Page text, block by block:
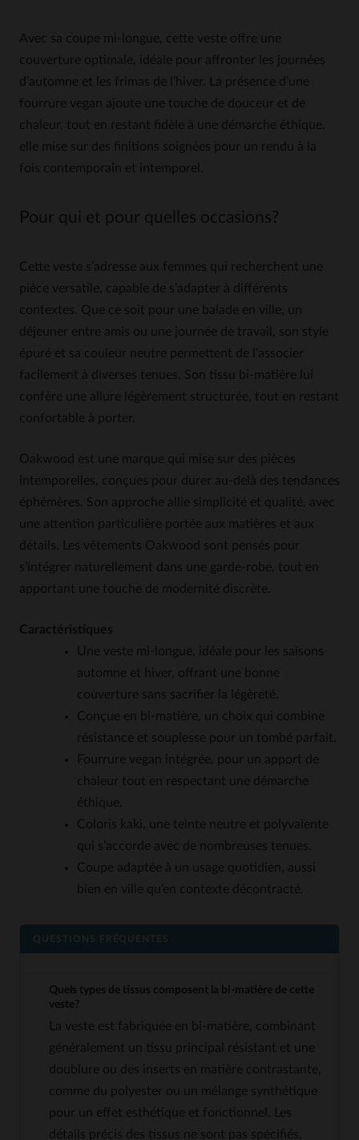
Avec sa coupe mi-longue, cette veste offre une
couverture optimale, idéale pour affronter les journées
d’automne et les frimas de l’hiver. La présence d’une
fourrure vegan ajoute une touche de douceur et de
chaleur, tout en restant fidèle à une démarche éthique.
elle mise sur des finitions soignées pour un rendu à la
fois contemporain et intemporel.
Pour qui et pour quelles occasions?
Cette veste s’adresse aux femmes qui recherchent une
pièce versatile, capable de s’adapter à différents
contextes. Que ce soit pour une balade en ville, un
déjeuner entre amis ou une journée de travail, son style
épuré et sa couleur neutre permettent de l’associer
facilement à diverses tenues. Son tissu bi-matière lui
confère une allure légèrement structurée, tout en restant
confortable à porter.
Oakwood est une marque qui mise sur des pièces
intemporelles, conçues pour durer au-delà des tendances
éphémères. Son approche allie simplicité et qualité, avec
une attention particulière portée aux matières et aux
détails. Les vêtements Oakwood sont pensés pour
s’intégrer naturellement dans une garde-robe, tout en
apportant une touche de modernité discrète.
Caractéristiques
Une veste mi-longue, idéale pour les saisons
automne et hiver, offrant une bonne
couverture sans sacrifier la légèreté.
Conçue en bi-matière, un choix qui combine
résistance et souplesse pour un tombé parfait.
Fourrure vegan intégrée, pour un apport de
chaleur tout en respectant une démarche
éthique.
Coloris kaki, une teinte neutre et polyvalente
qui s’accorde avec de nombreuses tenues.
Coupe adaptée à un usage quotidien, aussi
bien en ville qu’en contexte décontracté.
QUESTIONS FRÉQUENTES
Quels types de tissus composent la bi-matière de cette
veste?
La veste est fabriquée en bi-matière, combinant
généralement un tissu principal résistant et une
doublure ou des inserts en matière contrastante,
comme du polyester ou un mélange synthétique
pour un effet esthétique et fonctionnel. Les
détails précis des tissus ne sont pas spécifiés,